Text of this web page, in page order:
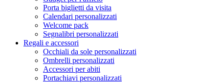
Porta biglietti da visita
Calendari personalizzati
Welcome pack
Segnalibri personalizzati
Regali e accessori
Occhiali da sole personalizzati
Ombrelli personalizzati
Accessori per abiti
Portachiavi personalizzati